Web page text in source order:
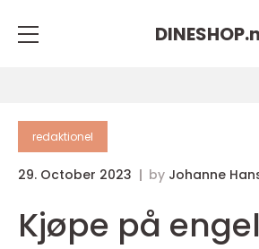
DINESHOP.
redaktionel
29. October 2023 by Johanne
Kjøpe på